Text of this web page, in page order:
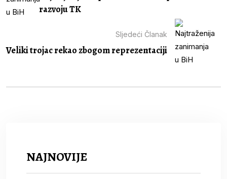
razvoju TK
Sljedeći Članak
Veliki trojac rekao zbogom reprezentaciji
NAJNOVIJE